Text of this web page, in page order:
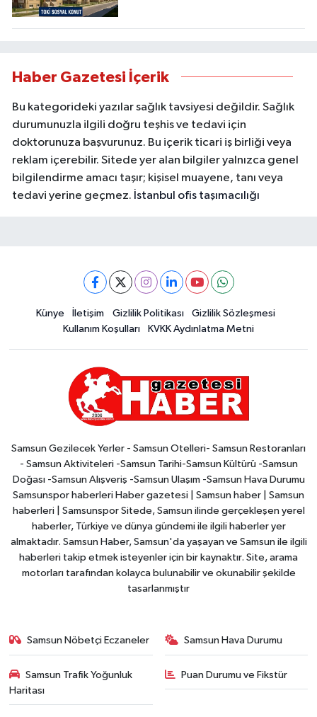
Haber Gazetesi İçerik
Bu kategorideki yazılar sağlık tavsiyesi değildir. Sağlık
durumunuzla ilgili doğru teşhis ve tedavi için
doktorunuza başvurunuz. Bu içerik ticari iş birliği veya
reklam içerebilir. Sitede yer alan bilgiler yalnızca genel
bilgilendirme amacı taşır; kişisel muayene, tanı veya
tedavi yerine geçmez. İstanbul ofis taşımacılığı
Künye İletişim Gizlilik Politikası
Gizlilik Sözleşmesi
Kullanım Koşulları
KVKK Aydınlatma Metni
Samsun Gezilecek Yerler - Samsun Otelleri- Samsun Restoranları
- Samsun Aktiviteleri -Samsun Tarihi-Samsun Kültürü -Samsun
Doğası -Samsun Alışveriş -Samsun Ulaşım -Samsun Hava Durumu
Samsunspor haberleri Haber gazetesi | Samsun haber | Samsun
haberleri | Samsunspor Sitede, Samsun ilinde gerçekleşen yerel
haberler, Türkiye ve dünya gündemi ile ilgili haberler yer
almaktadır. Samsun Haber, Samsun'da yaşayan ve Samsun ile ilgili
haberleri takip etmek isteyenler için bir kaynaktır. Site, arama
motorları tarafından kolayca bulunabilir ve okunabilir şekilde
tasarlanmıştır
Samsun Nöbetçi Eczaneler Samsun Hava Durumu
Samsun Trafik Yoğunluk
Haritası
Puan Durumu ve Fikstür